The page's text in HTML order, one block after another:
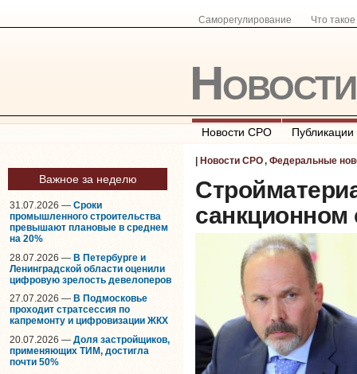
Саморегулирование Что
Новости СРО Публикации
Важное за неделю
31.07.2026 — Сроки
промышленного строительства
превышают плановые в среднем
на 20%
28.07.2026 — В Петербурге и
Ленинградской области оценили
цифровую зрелость девелоперов
27.07.2026 — В Подмосковье
проходит стратсессия по
капремонту и цифровизации ЖКХ
20.07.2026 — Доля застройщиков,
применяющих ТИМ, достигла
почти 50%
Новости СРО, Федеральные
санкционном